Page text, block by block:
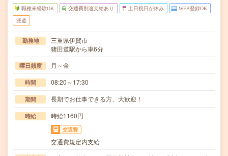
職種未経験OK 交通費別途支給あり 土日祝日が休み WEB登録OK
派遣
勤務地
三重県伊賀市
猪田道駅から車6分
曜日頻度 月～金
時間 08:20～17:30
期間 長期でお仕事できる方、大歓迎！
時給 時給1160円
交通費
交通費規定内支給